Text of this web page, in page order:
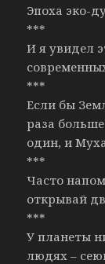
Эпоха эко-
***
И я увидел
***
Если бы
раза
один, и
***
Часто
открывай
***
У планеты
людях –